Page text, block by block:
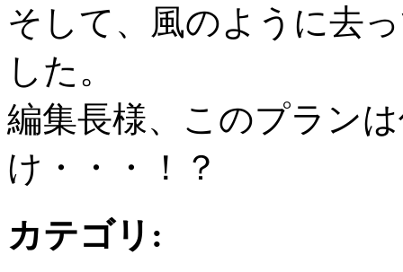
そして、風のように去
した。
編集長様、このプラン
け・・・！？
カテゴリ :